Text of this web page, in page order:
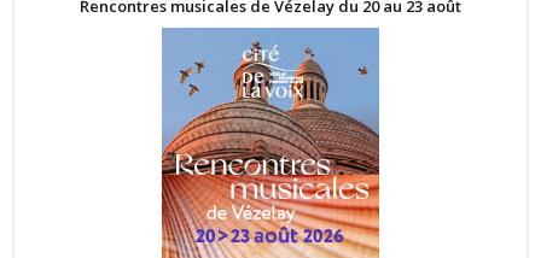
Rencontres musicales de Vézelay du 20 au 23 août